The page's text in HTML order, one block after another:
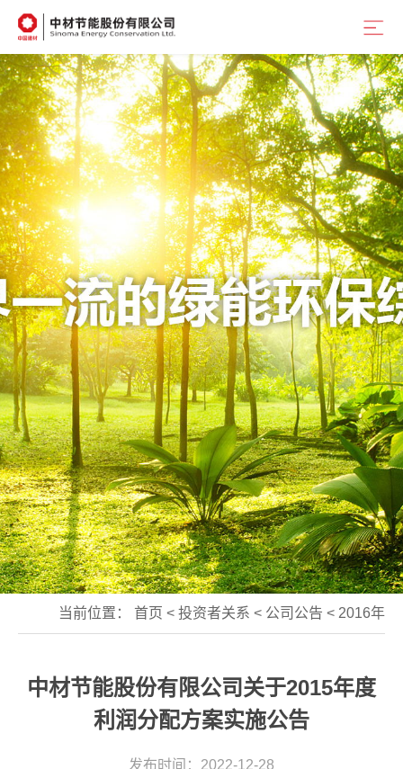
当前位置： 首页 < 投资者关系 < 公司公告 < 2016年
中材节能股份有限公司关于2015年度
利润分配方案实施公告
发布时间：2022-12-28